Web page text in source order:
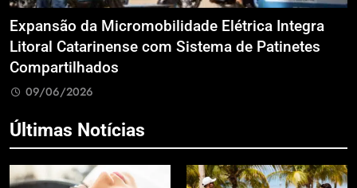
Expansão da Micromobilidade Elétrica Integra
Litoral Catarinense com Sistema de Patinetes
Compartilhados
09/06/2026
Últimas Notícias